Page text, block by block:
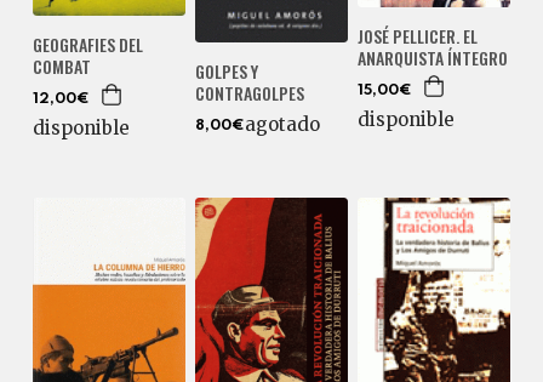
GEOGRAFIES DEL
COMBAT
12,00€
disponible
GOLPES Y
CONTRAGOLPES
8,00€agotado
JOSÉ PELLICER. EL
ANARQUISTA ÍNTEGRO
15,00€
disponible